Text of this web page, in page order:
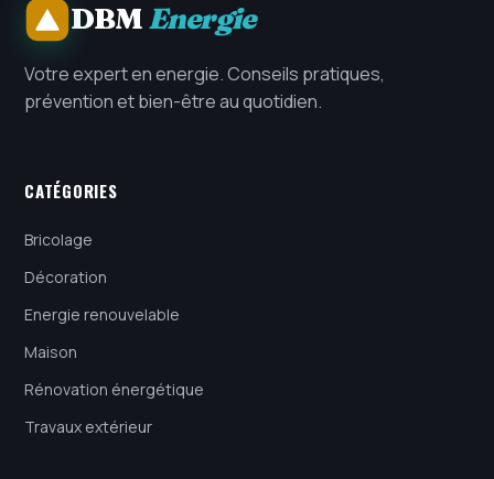
DBMEnergie
Votre expert en energie. Conseils pratiques,
prévention et bien-être au quotidien.
CATÉGORIES
Bricolage
Décoration
Energie renouvelable
Maison
Rénovation énergétique
Travaux extérieur